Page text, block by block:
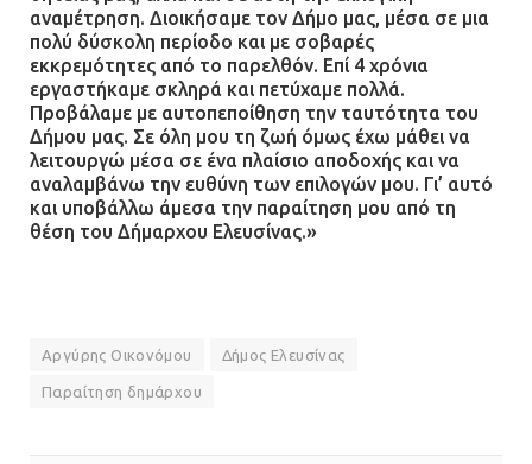
αναμέτρηση. Διοικήσαμε τον Δήμο μας, μέσα σε μια
πολύ δύσκολη περίοδο και με σοβαρές
εκκρεμότητες από το παρελθόν. Επί 4 χρόνια
εργαστήκαμε σκληρά και πετύχαμε πολλά.
Προβάλαμε με αυτοπεποίθηση την ταυτότητα του
Δήμου μας. Σε όλη μου τη ζωή όμως έχω μάθει να
λειτουργώ μέσα σε ένα πλαίσιο αποδοχής και να
αναλαμβάνω την ευθύνη των επιλογών μου. Γι’ αυτό
και υποβάλλω άμεσα την παραίτηση μου από τη
θέση του Δήμαρχου Ελευσίνας.»
Αργύρης Οικονόμου Δήμος Ελευσίνας
Παραίτηση δημάρχου